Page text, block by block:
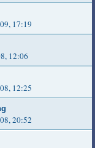
17:19
12:06
12:25
20:52